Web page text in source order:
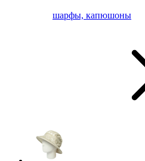
шарфы, капюшоны